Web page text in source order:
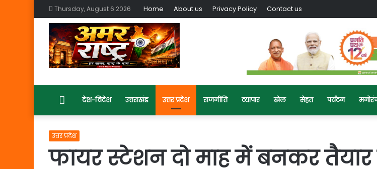
Thursday, August 6 2026 Home About us Privacy Policy Contact us
Homeदेश-विदेश उत्तराखंड उत्तर प्रदेश राजनीति व्यापार खेल सेहत पर्यटन
उत्तर प्रदेश
फायर स्टेशन दो माह में बनकर तैयार